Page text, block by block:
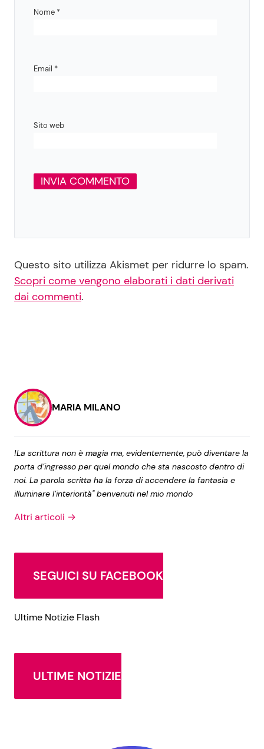
Nome *
Email *
Sito web
Questo sito utilizza Akismet per ridurre lo spam.
Scopri come vengono elaborati i dati derivati
dai commenti.
MARIA MILANO
!La scrittura non è magia ma, evidentemente, può diventare la
porta d’ingresso per quel mondo che sta nascosto dentro di
noi. La parola scritta ha la forza di accendere la fantasia e
illuminare l’interiorità" benvenuti nel mio mondo
Altri articoli →
SEGUICI SU FACEBOOK
Ultime Notizie Flash
ULTIME NOTIZIE